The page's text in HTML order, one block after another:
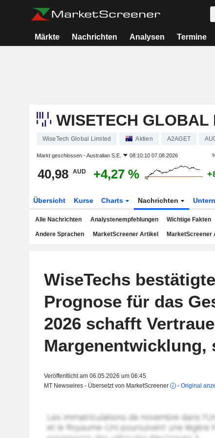
Märkte Nachrichten Analysen Termine
WISETECH GLOBAL
WiseTech Global Limited Aktien A2AGET
Markt geschlossen -Australian S.E. 08:10:10 07.08.2026
40,98 AUD +4,27 %
Übersicht Kurse Charts Nachrichten
Alle Nachrichten Analystenempfehlungen Wichtige Fakten
Andere Sprachen MarketScreener Artikel MarketScreener
WiseTechs
Prognose für das
2026 schafft
Margenentwicklung,
Veröffentlicht am 06.05.2026 um 06:45
MT Newswires - Übersetzt von MarketScreener
- Original